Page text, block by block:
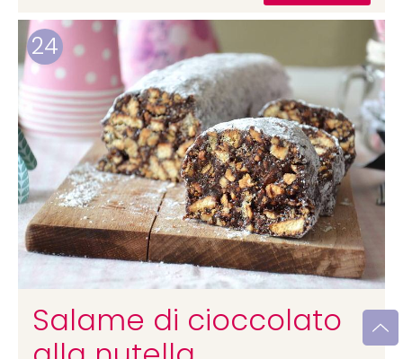
24
Salame di cioccolato